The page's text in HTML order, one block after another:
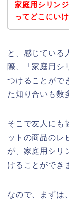
家庭用シリン
ってどこにい
と、感じている
際、「家庭用シ
つけることがで
た知り合いも数
そこで友人にも
ットの商品のレ
が、家庭用シリ
けることができ
なので、まずは